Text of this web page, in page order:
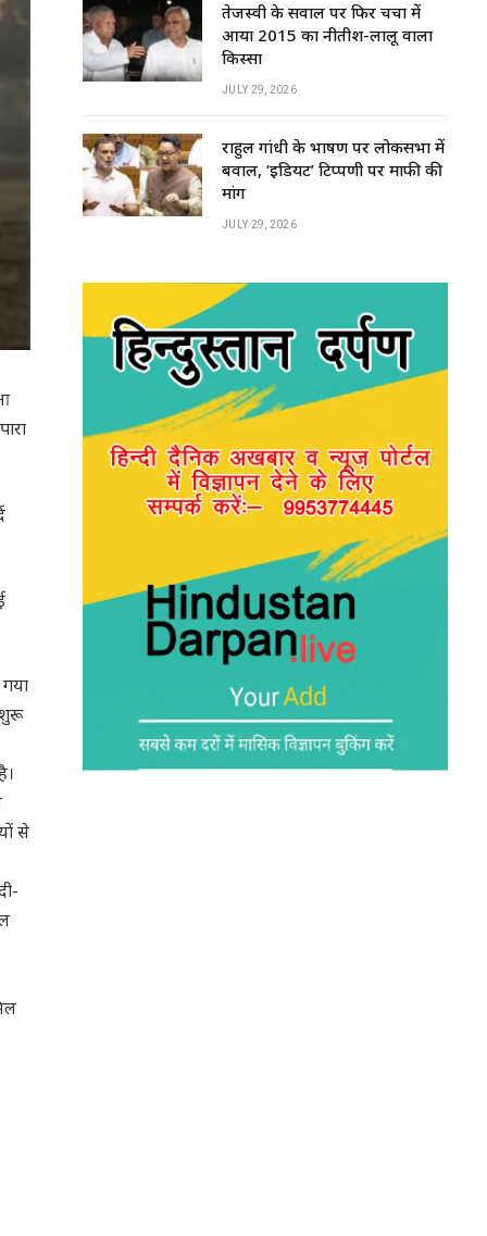
शुरू
से
तेजस्वी के सवाल पर फिर चर्चा में
आया 2015 का नीतीश-लालू वाला
किस्सा
JULY 29, 2026
राहुल गांधी के भाषण पर लोकसभा में
बवाल, ‘इडियट’ टिप्पणी पर माफी की
मांग
JULY 29, 2026